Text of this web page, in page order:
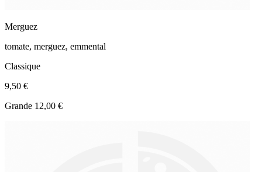
Merguez
tomate, merguez, emmental
Classique
9,50 €
Grande 12,00 €